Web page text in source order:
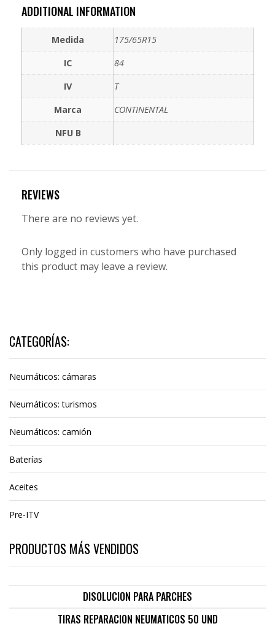
ADDITIONAL INFORMATION
Medida
175/65R15
IC
84
IV
T
Marca
CONTINENTAL
NFU B
REVIEWS
There are no reviews yet.
Only logged in customers who have purchased
this product may leave a review.
CATEGORÍAS:
Neumáticos: cámaras
Neumáticos: turismos
Neumáticos: camión
Baterías
Aceites
Pre-ITV
PRODUCTOS MÁS VENDIDOS
DISOLUCION PARA PARCHES
TIRAS REPARACION NEUMATICOS 50 UND